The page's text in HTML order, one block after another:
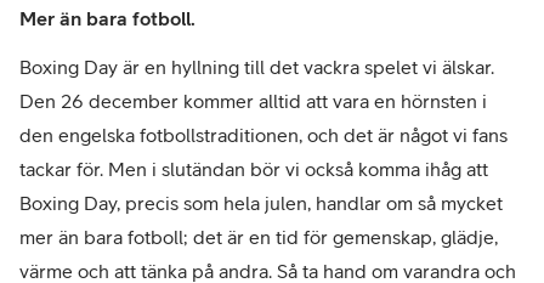
Mer än bara fotboll.
Boxing Day är en hyllning till det vackra spelet vi älskar.
Den 26 december kommer alltid att vara en hörnsten i
den engelska fotbollstraditionen, och det är något vi fans
tackar för. Men i slutändan bör vi också komma ihåg att
Boxing Day, precis som hela julen, handlar om så mycket
mer än bara fotboll; det är en tid för gemenskap, glädje,
värme och att tänka på andra. Så ta hand om varandra och